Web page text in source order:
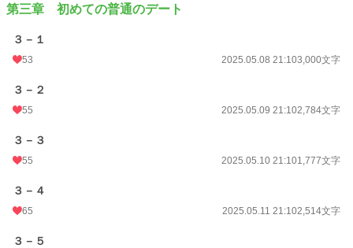
第三章 初めての普通のデート
３－１
53 2025.05.08 21:103,000文字
３－２
55 2025.05.09 21:102,784文字
３－３
55 2025.05.10 21:101,777文字
３－４
65 2025.05.11 21:102,514文字
３－５